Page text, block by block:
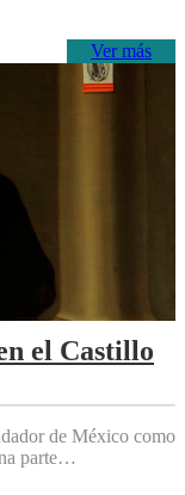
Ver más
el Castillo
de México como
parte…